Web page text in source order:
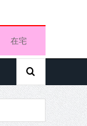
在宅